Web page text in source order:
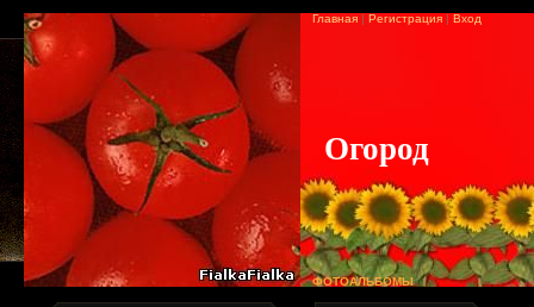
Главная | Регистрация | Вход
Огород
ФОТОАЛЬБОМЫ